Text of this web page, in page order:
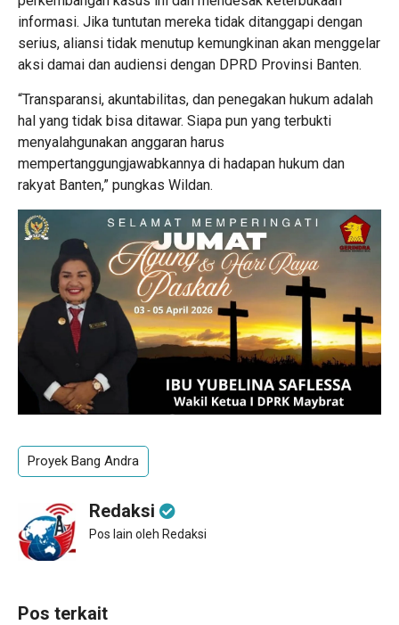
informasi. Jika tuntutan mereka tidak ditanggapi dengan
serius, aliansi tidak menutup kemungkinan akan menggelar
aksi damai dan audiensi dengan DPRD Provinsi Banten.
“Transparansi, akuntabilitas, dan penegakan hukum adalah
hal yang tidak bisa ditawar. Siapa pun yang terbukti
menyalahgunakan anggaran harus
mempertanggungjawabkannya di hadapan hukum dan
rakyat Banten,” pungkas Wildan.
Proyek Bang Andra
Redaksi
Pos lain oleh Redaksi
Pos terkait